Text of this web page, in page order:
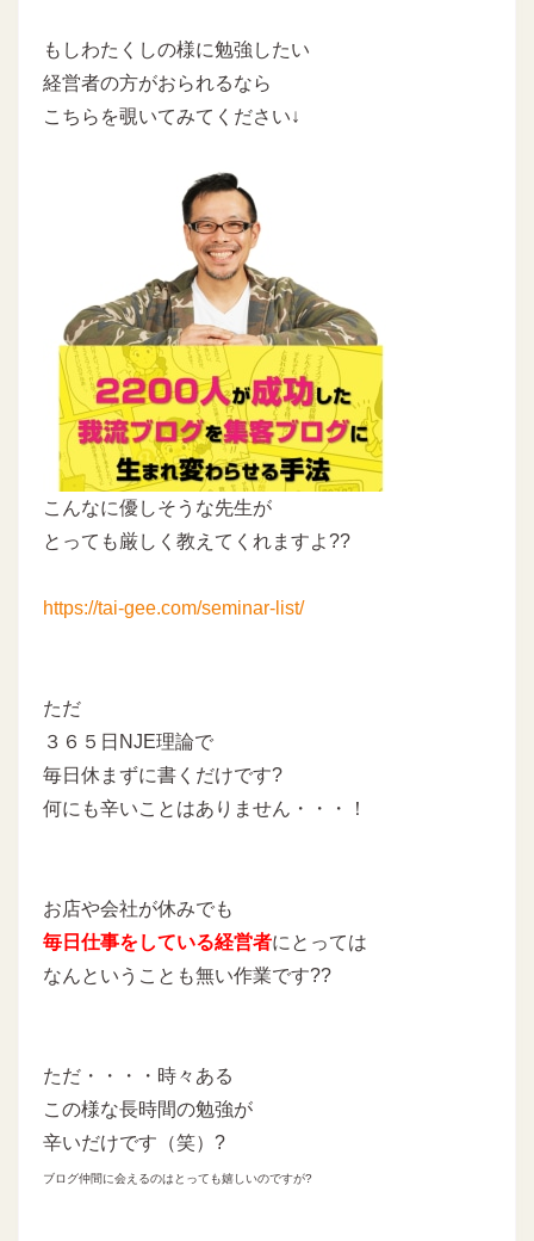
もしわたくしの様に勉強したい
経営者の方がおられるなら
こちらを覗いてみてください↓
こんなに優しそうな先生が
とっても厳しく教えてくれますよ??
https://tai-gee.com/seminar-list/
ただ
３６５日NJE理論で
毎日休まずに書くだけです?
何にも辛いことはありません・・・！
お店や会社が休みでも
毎日仕事をしている経営者にとっては
なんということも無い作業です??
ただ・・・・時々ある
この様な長時間の勉強が
辛いだけです（笑）?
ブログ仲間に会えるのはとっても嬉しいのですが?